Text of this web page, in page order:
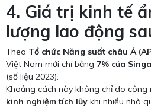
4. Giá trị kinh tế
lượng lao động
Theo Tổ chức Năng suất châu Á
Việt Nam mới chỉ bằng 7% của
(số liệu 2023).
Khoảng cách này không chỉ do
kinh nghiệm tích lũy khi nhiều nhà